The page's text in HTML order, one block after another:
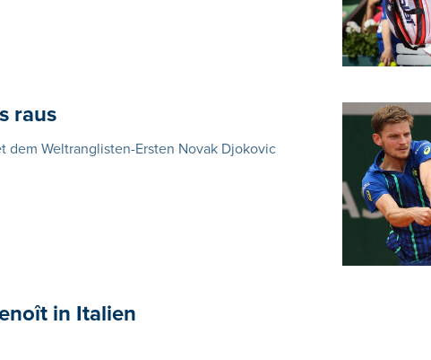
raus
dem Weltranglisten-Ersten Novak Djokovic
in Italien